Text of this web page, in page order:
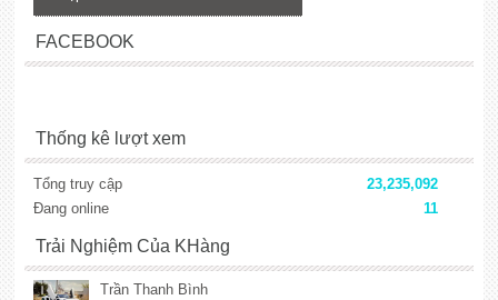
FACEBOOK
Thống kê lượt xem
Tổng truy cập
23,235,092
Đang online
11
Trải Nghiệm Của KHàng
Trần Thanh Bình